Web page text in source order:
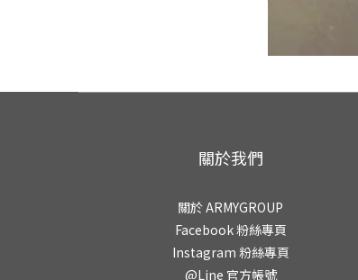
關於我們
關於 ARMYGROUP
Facebook 粉絲專頁
Instagram 粉絲專頁
@Line 官方帳號